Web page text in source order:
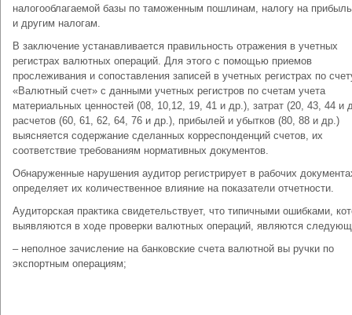
налогооблагаемой базы по таможенным пошлинам, налогу на
и другим налогам.
В заключение устанавливается правильность отражения в учетных
регистрах валютных операций. Для этого с помощью приемов
прослеживания и сопоставления записей в учетных регистрах по
«Валютный счет» с данными учетных регистров по счетам учета
материальных ценностей (08, 10,12, 19, 41 и др.), затрат (20, 43, 44 и
расчетов (60, 61, 62, 64, 76 и др.), прибылей и убытков (80, 88 и др.)
выясняется содержание сделанных корреспонденций счетов, их
соответствие требованиям нормативных документов.
Обнаруженные нарушения аудитор регистрирует в рабочих
определяет их количественное влияние на показатели отчетности.
Аудиторская практика свидетельствует, что типичными ошибками,
выявляются в ходе проверки валютных операций, являются
– неполное зачисление на банковские счета валютной вы ручки по
экспортным операциям;